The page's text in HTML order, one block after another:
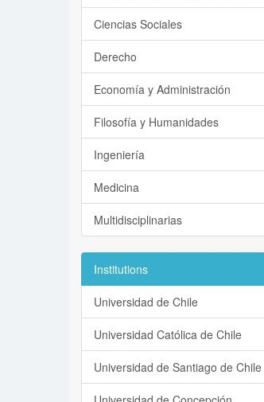
Ciencias Sociales
Derecho
Economía y Administración
Filosofía y Humanidades
Ingeniería
Medicina
Multidisciplinarias
Institutions
Universidad de Chile
Universidad Católica de Chile
Universidad de Santiago de Chile